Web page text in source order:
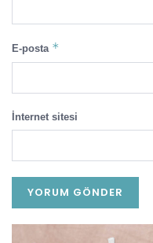
E-posta *
İnternet sitesi